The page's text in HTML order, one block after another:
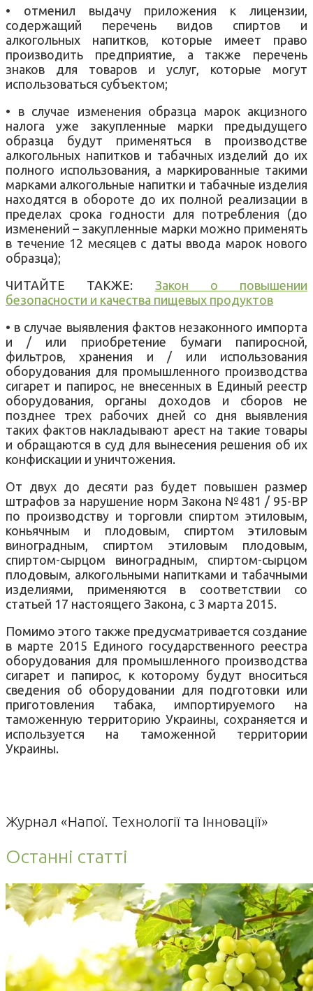
• отменил выдачу приложения к лицензии
содержащий
перечень видов
спиртов и
алкогольных
напитков
которые имеет право
производить
предприятие а также
перечень
знаков
для товаров и услуг
которые могут
использоваться субъектом;
•
в случае изменения образца марок акцизного
налога
уже закупленные марки
предыдущего
образца
будут применяться в
производстве
алкогольных напитков и табачных изделий до их
полного использования
а маркированные такими
марками алкогольные напитки и табачные изделия
находятся в обороте до их полной реализации в
пределах срока годности для потребления
(до
изменений – закупленные марки можно применять
в течение 12 месяцев с даты ввода марок нового
образца);
ЧИТАЙТЕ ТАКЖЕ: Закон о повышении
безопасности и качества пищевых продуктов
• в случае выявления фактов незаконного импорта
и / или
приобретение бумаги папиросной
фильтров
хранения и / или
использования
оборудования для промышленного производства
сигарет и папирос, не внесенных в Единый реестр
оборудования,
органы доходов и сборов
не
позднее
трех рабочих дней со дня
выявления
таких фактов накладывают арест на такие товары
и обращаются в суд для вынесения решения об их
конфискации и уничтожения.
От двух до
десяти раз будет повышен размер
штрафов за нарушение норм Закона №481 / 95-ВР
по производству и торговли спиртом этиловым,
коньячным
и плодовым спиртом
этиловым
виноградным
спиртом этиловым плодовым
спиртом-сырцом виноградным спиртом-сырцом
плодовым алкогольными напитками и табачными
изделиями,
применяются
в соответствии со
статьей 17 настоящего Закона с 3 марта 2015.
Помимо этого также предусматривается создание
в марте 2015 Единого государственного реестра
оборудования для промышленного производства
сигарет и папирос, к которому будут вноситься
сведения об оборудовании для подготовки или
приготовления табака,
импортируемого
на
таможенную территорию Украины сохраняется и
используется
на таможенной
территории
Украины.
Журнал «Напої. Технології та Інновації»
Останні статті